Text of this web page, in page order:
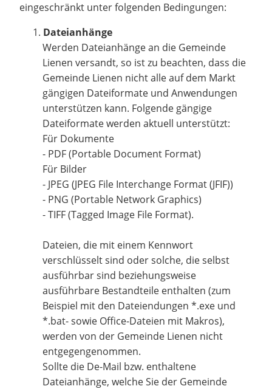
eingeschränkt unter folgenden Bedingungen:
Dateianhänge
Werden Dateianhänge an die Gemeinde
Lienen versandt, so ist zu beachten, dass die
Gemeinde Lienen nicht alle auf dem Markt
gängigen Dateiformate und Anwendungen
unterstützen kann. Folgende gängige
Dateiformate werden aktuell unterstützt:
Für Dokumente
- PDF (Portable Document Format)
Für Bilder
- JPEG (JPEG File Interchange Format (JFIF))
- PNG (Portable Network Graphics)
- TIFF (Tagged Image File Format).
Dateien, die mit einem Kennwort
verschlüsselt sind oder solche, die selbst
ausführbar sind beziehungsweise
ausführbare Bestandteile enthalten (zum
Beispiel mit den Dateiendungen *.exe und
*.bat- sowie Office-Dateien mit Makros),
werden von der Gemeinde Lienen nicht
entgegengenommen.
Sollte die De-Mail bzw. enthaltene
Dateianhänge, welche Sie der Gemeinde